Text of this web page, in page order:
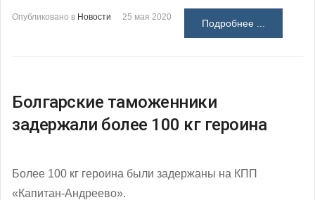
Опубликовано в Новости 25 мая 2020
Подробнее ...
Болгарские таможенники
задержали более 100 кг героина
Более 100 кг героина были задержаны на КПП
«Капитан-Андреево».